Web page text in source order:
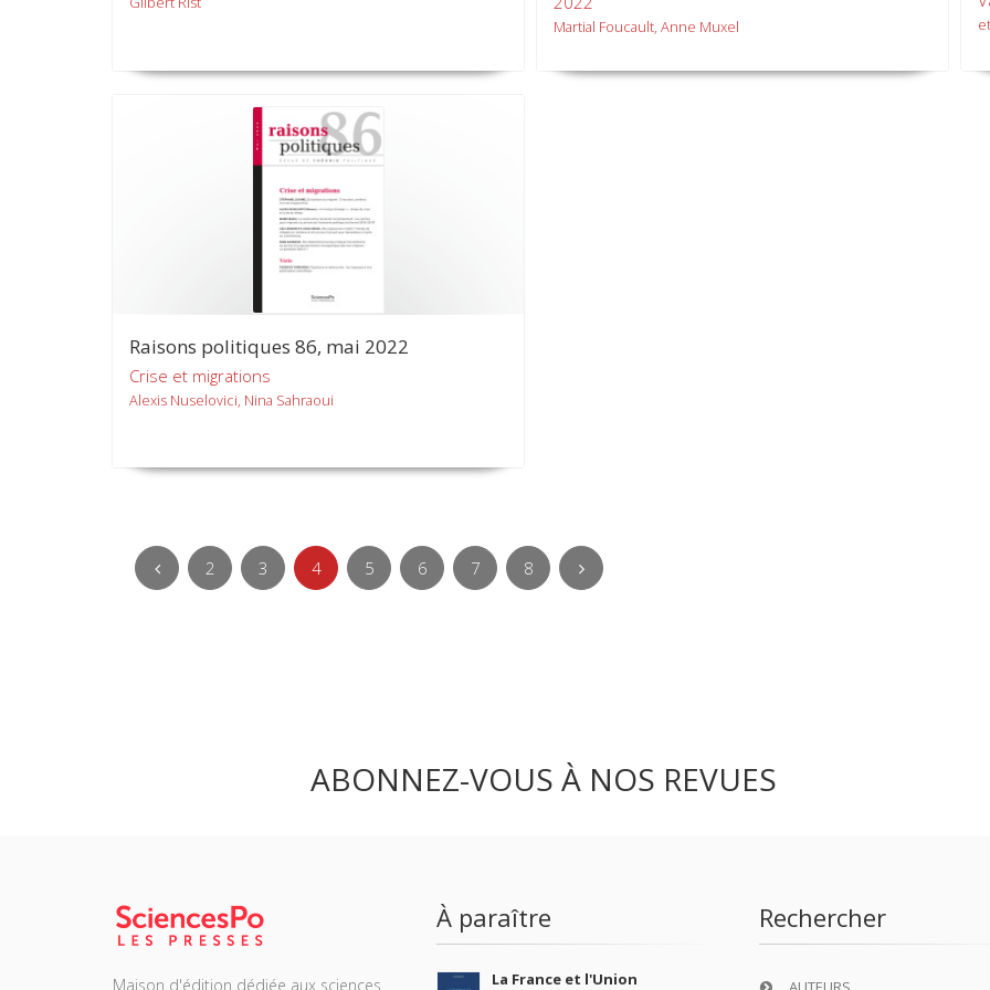
Martial Foucault, Anne Muxel
Raisons politiques 86, mai 2022
Crise et migrations
Alexis Nuselovici, Nina Sahraoui
2 3 4 5 6 7 8
ABONNEZ-VOUS À NOS REVUES
Maison d'édition dédiée aux sciences
À paraître
La France et l'Union
Rechercher